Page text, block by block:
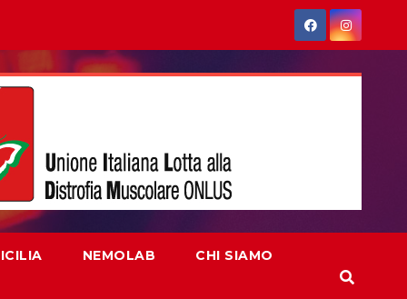
NEMOLAB CHI SIAMO